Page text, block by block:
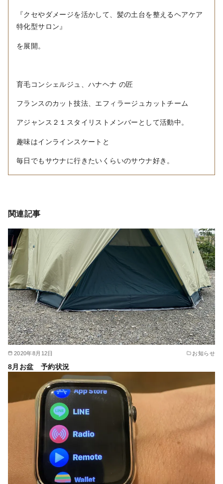
『クセやダメージを活かして、髪の土台を整えるヘアケア
特化型サロン』
を展開。
育毛コンシェルジュ、ハナヘナ の匠
フランスのカット技法、エフィラージュカットチーム
アジャンス２１スタイリストメンバーとして活動中。
趣味はインラインスケートと
毎日でもサウナに行きたいくらいのサウナ好き。
関連記事
2020年8月12日 お知らせ
8月お盆 予約状況